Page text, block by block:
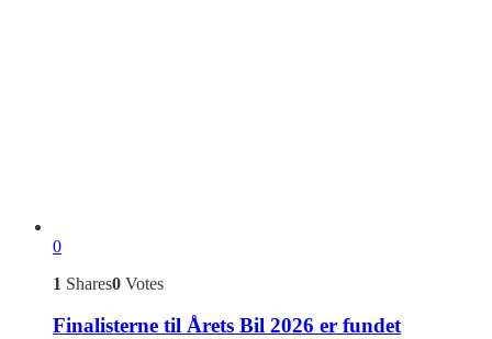
0
1 Shares0 Votes
Finalisterne til Årets Bil 2026 er fundet